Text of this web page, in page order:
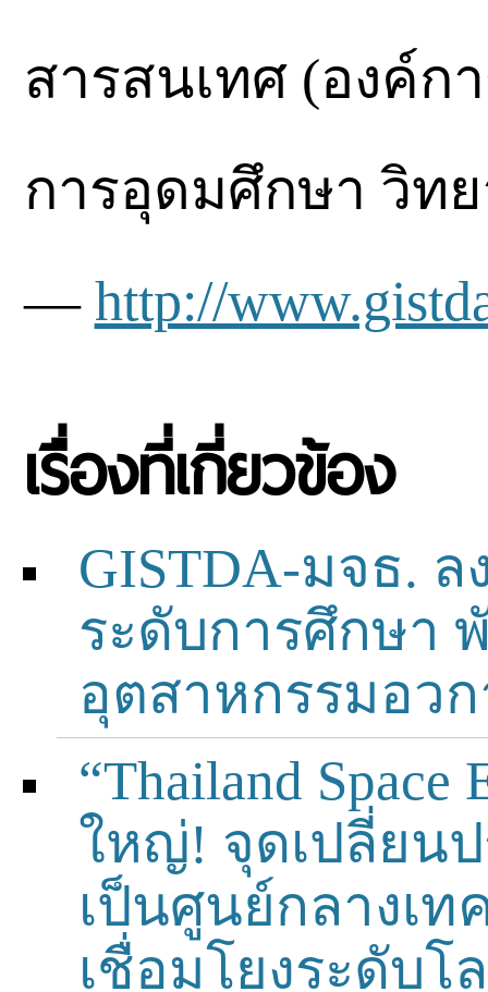
สารสนเทศ (องค์ก
การอุดมศึกษา วิท
— http://
เรื่องที่เกี่ยวข้อง
GISTDA-มจธ.
ระดับการศึกษา
อุตสาหกรรมอว
“Thailand
ใหญ่! จุดเปลี่ยน
เป็นศูนย์กลางเ
เชื่อมโยงระดับโ